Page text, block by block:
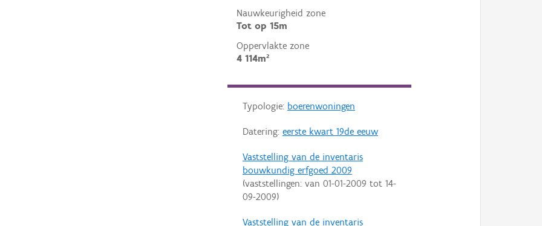
Nauwkeurigheid zone
Tot op 15m
Oppervlakte zone
4 114m²
Typologie: boerenwoningen
Datering: eerste kwart 19de eeuw
Vaststelling van de inventaris
bouwkundig erfgoed 2009
(vaststellingen: van 01-01-2009 tot 14-
09-2009)
Vaststelling van de inventaris